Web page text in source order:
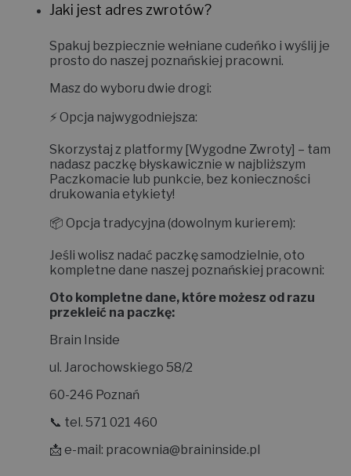
Jaki jest adres zwrotów?
Spakuj bezpiecznie wełniane cudeńko i wyślij je
prosto do naszej poznańskiej pracowni.
Masz do wyboru dwie drogi:
⚡ Opcja najwygodniejsza:
Skorzystaj z platformy [Wygodne Zwroty] – tam
nadasz paczkę błyskawicznie w najbliższym
Paczkomacie lub punkcie, bez konieczności
drukowania etykiety!
📦 Opcja tradycyjna (dowolnym kurierem):
Jeśli wolisz nadać paczkę samodzielnie, oto
kompletne dane naszej poznańskiej pracowni:
Oto kompletne dane, które możesz od razu
przekleić na paczkę:
Brain Inside
ul. Jarochowskiego 58/2
60-246 Poznań
📞 tel. 571 021 460
📩 e-mail: pracownia@braininside.pl